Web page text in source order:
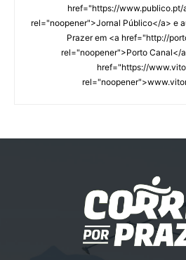
href="https://
rel="noopener">Jornal Público</a> e
Prazer em <a href="http://
rel="noopener">Porto Canal</
href="https://